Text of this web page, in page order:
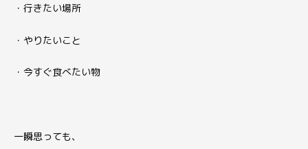
・行きたい場所
・やりたいこと
・今すぐ食べたい物
一瞬思っても、